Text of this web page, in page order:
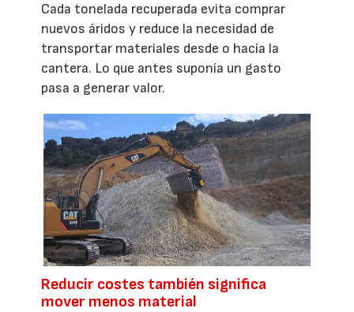
Cada tonelada recuperada evita comprar
nuevos áridos y reduce la necesidad de
transportar materiales desde o hacia la
cantera. Lo que antes suponía un gasto
pasa a generar valor.
Reducir costes también significa
mover menos material